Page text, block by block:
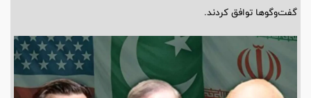
گفت‌وگوها توافق کردند.